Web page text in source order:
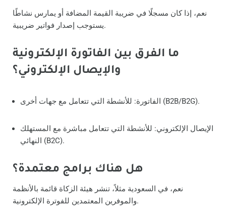
نعم، إذا كان مسجلًا في ضريبة القيمة المضافة أو يمارس نشاطًا
يستوجب إصدار فواتير ضريبية.
ما الفرق بين الفاتورة الإلكترونية
والإيصال الإلكتروني؟
الفاتورة: للأنشطة التي تتعامل مع جهات أخرى (B2B/B2G).
الإيصال الإلكتروني: للأنشطة التي تتعامل مباشرة مع المستهلك
النهائي (B2C).
هل هناك برامج معتمدة؟
نعم، في السعودية مثلاً، تنشر هيئة الزكاة قائمة بالأنظمة
والموفرين المعتمدين للفوترة الإلكترونية.